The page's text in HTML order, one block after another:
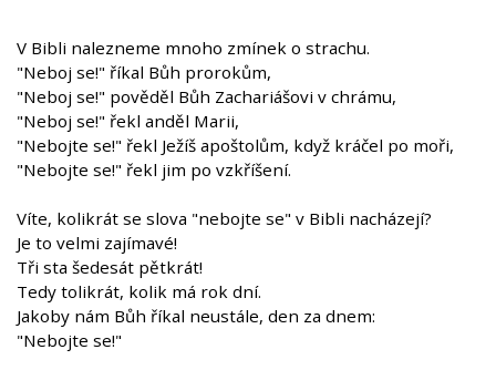
V Bibli nalezneme mnoho zmínek o strachu.
"Neboj se!" říkal Bůh prorokům,
"Neboj se!" pověděl Bůh Zachariášovi v chrámu,
"Neboj se!" řekl anděl Marii,
"Nebojte se!" řekl Ježíš apoštolům, když kráčel po moři,
"Nebojte se!" řekl jim po vzkříšení.
Víte, kolikrát se slova "nebojte se" v Bibli nacházejí?
Je to velmi zajímavé!
Tři sta šedesát pětkrát!
Tedy tolikrát, kolik má rok dní.
Jakoby nám Bůh říkal neustále, den za dnem:
"Nebojte se!"